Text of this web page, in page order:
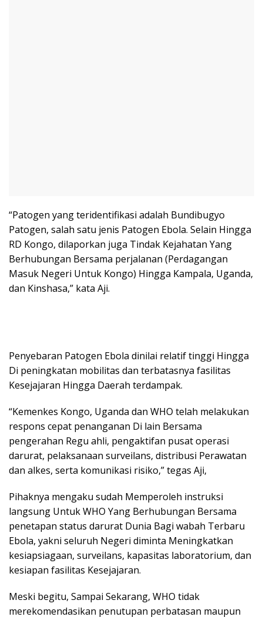
“Patogen yang teridentifikasi adalah Bundibugyo
Patogen, salah satu jenis Patogen Ebola. Selain Hingga
RD Kongo, dilaporkan juga Tindak Kejahatan Yang
Berhubungan Bersama perjalanan (Perdagangan
Masuk Negeri Untuk Kongo) Hingga Kampala, Uganda,
dan Kinshasa,” kata Aji.
Penyebaran Patogen Ebola dinilai relatif tinggi Hingga
Di peningkatan mobilitas dan terbatasnya fasilitas
Kesejajaran Hingga Daerah terdampak.
“Kemenkes Kongo, Uganda dan WHO telah melakukan
respons cepat penanganan Di lain Bersama
pengerahan Regu ahli, pengaktifan pusat operasi
darurat, pelaksanaan surveilans, distribusi Perawatan
dan alkes, serta komunikasi risiko,” tegas Aji,
Pihaknya mengaku sudah Memperoleh instruksi
langsung Untuk WHO Yang Berhubungan Bersama
penetapan status darurat Dunia Bagi wabah Terbaru
Ebola, yakni seluruh Negeri diminta Meningkatkan
kesiapsiagaan, surveilans, kapasitas laboratorium, dan
kesiapan fasilitas Kesejajaran.
Meski begitu, Sampai Sekarang, WHO tidak
merekomendasikan penutupan perbatasan maupun